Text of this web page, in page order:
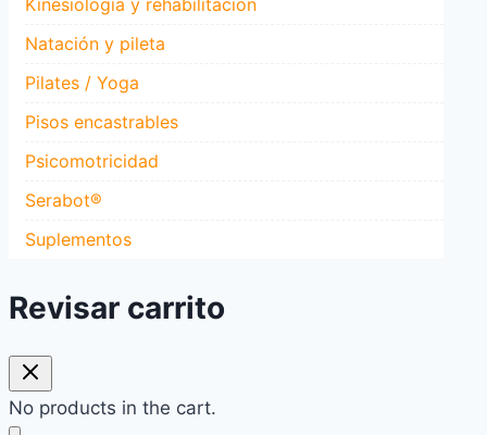
Kinesiología y rehabilitación
Natación y pileta
Pilates / Yoga
Pisos encastrables
Psicomotricidad
Serabot®
Suplementos
Revisar carrito
No products in the cart.